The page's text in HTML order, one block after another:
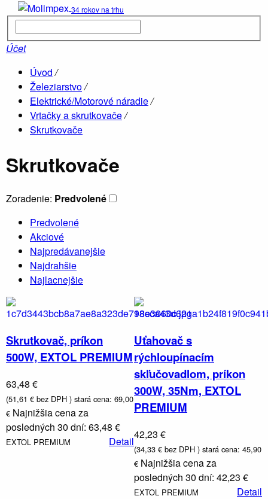
34 rokov na trhu
Účet
Úvod /
Železiarstvo/
Elektrické/Motorové náradie/
Vrtačky a skrutkovače/
Skrutkovače
Skrutkovače
Zoradenie: Predvolené
Predvolené
Akciové
Najpredávanejšie
Najdrahšie
Najlacnejšie
Skrutkovač, príkon
500W, EXTOL PREMIUM
63,48 €
(51,61 € bez DPH ) stará cena: 69,00
€ Najnižšia cena za
posledných 30 dní: 63,48 €
EXTOL PREMIUM Detail
Uťahovač s
rýchloupínacím
skľučovadlom, príkon
300W, 35Nm, EXTOL
PREMIUM
42,23 €
(34,33 € bez DPH ) stará cena: 45,90
€ Najnižšia cena za
posledných 30 dní: 42,23 €
EXTOL PREMIUM Detail